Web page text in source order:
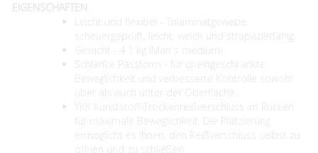
EIGENSCHAFTEN
Leicht und flexibel - Trilaminatgewebe,
scheuergeprüft, leicht, weich und strapazierfähig
Gewicht - 4.1 kg (Man`s medium)
Schlanke Passform - für uneingeschränkte
Beweglichkeit und verbesserte Kontrolle sowohl
über als auch unter der Oberfläche.
YKK Kunststoff-Trockenreißverschluss im Rücken
für maximale Beweglichkeit. Die Platzierung
ermöglicht es Ihnen, den Reißverschluss selbst zu
öffnen und zu schließen.